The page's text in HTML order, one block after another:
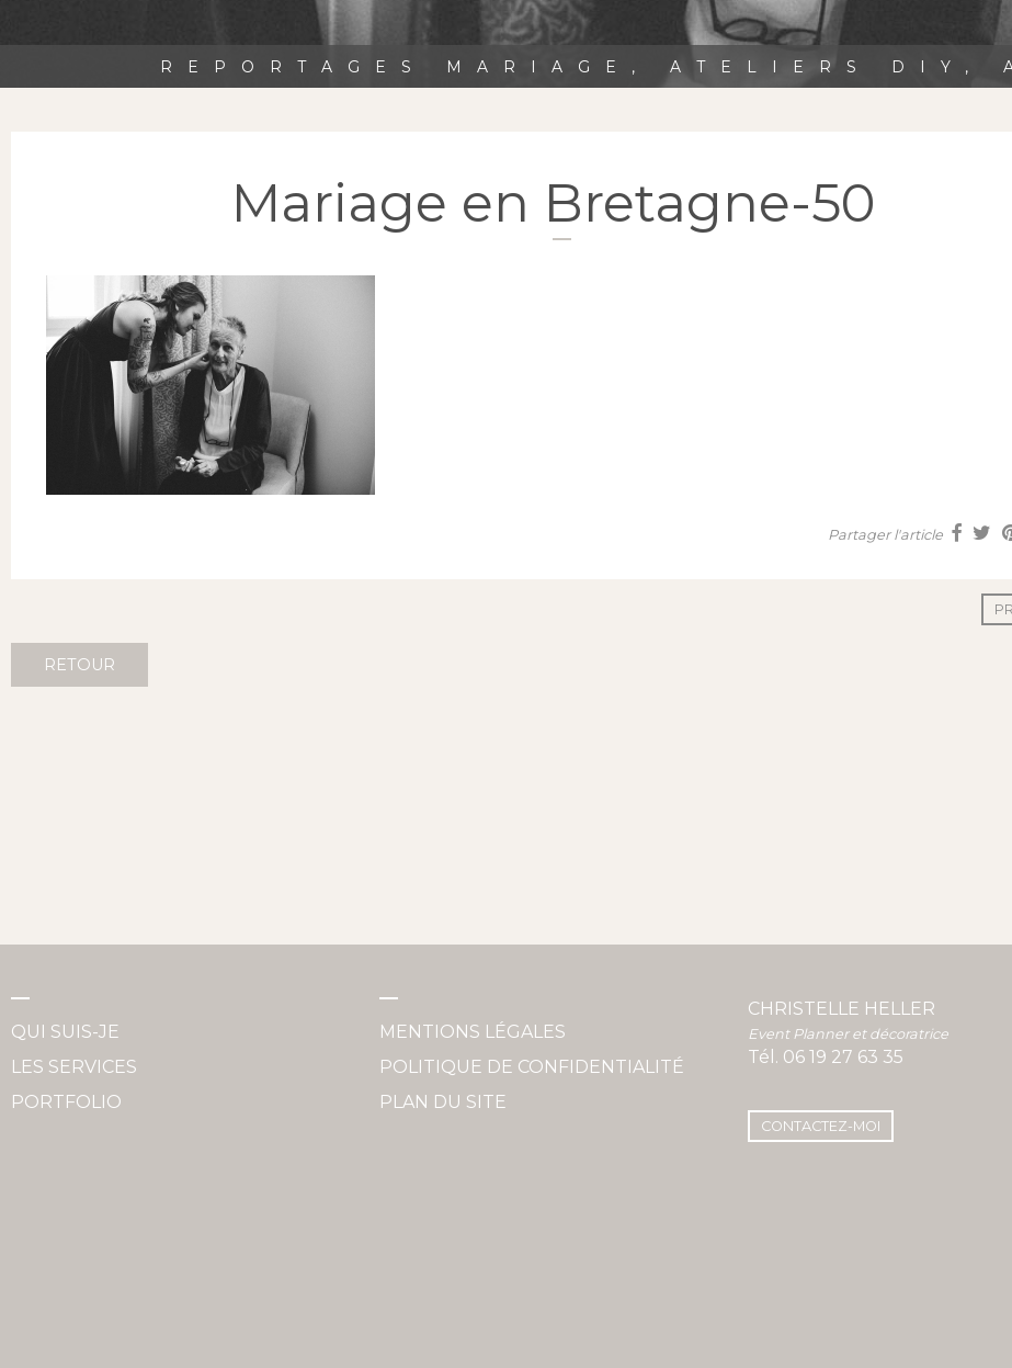
REPORTAGES MARIAGE, ATELIERS DIY,
Mariage en Bretagne-50
Partager l'article
RETOUR
QUI SUIS-JE
LES SERVICES
PORTFOLIO
MENTIONS LÉGALES
POLITIQUE DE CONFIDENTIALITÉ
PLAN DU SITE
CHRISTELLE HELLER
Event Planner et décoratrice
Tél. 06 19 27 63 35
CONTACTEZ-MOI